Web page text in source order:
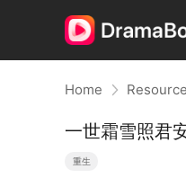
Home
一世霜雪照君
重生